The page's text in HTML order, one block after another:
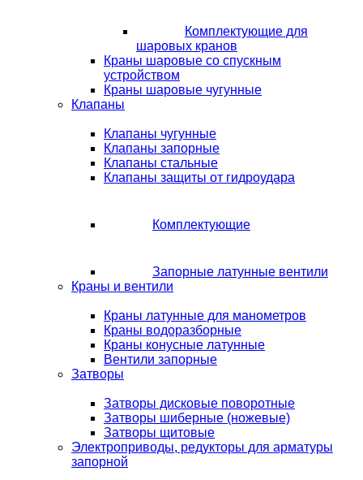
Комплектующие для
шаровых кранов
Краны шаровые со спускным
устройством
Краны шаровые чугунные
Клапаны
Клапаны чугунные
Клапаны запорные
Клапаны стальные
Клапаны защиты от гидроудара
Комплектующие
Запорные латунные вентили
Краны и вентили
Краны латунные для манометров
Краны водоразборные
Краны конусные латунные
Вентили запорные
Затворы
Затворы дисковые поворотные
Затворы шиберные (ножевые)
Затворы щитовые
Электроприводы, редукторы для арматуры
запорной